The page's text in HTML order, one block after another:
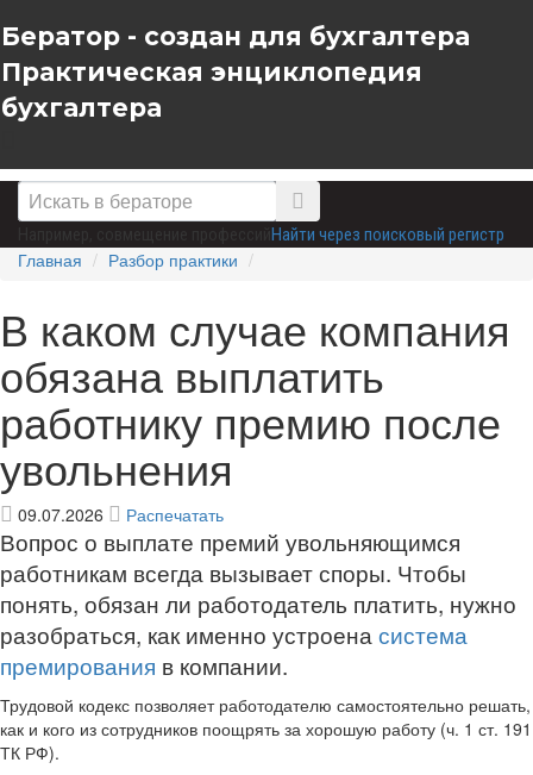
Бератор - создан для бухгалтера
Практическая энциклопедия
бухгалтера
Найти через поисковый регистр
Главная Разбор практики
В каком случае компания
обязана выплатить
работнику премию после
увольнения
09.07.2026 Распечатать
Вопрос о выплате премий увольняющимся
работникам всегда вызывает споры. Чтобы
понять, обязан ли работодатель платить, нужно
разобраться, как именно устроена система
премирования в компании.
Трудовой кодекс позволяет работодателю самостоятельно решать,
как и кого из сотрудников поощрять за хорошую работу (ч. 1 ст. 191
ТК РФ).